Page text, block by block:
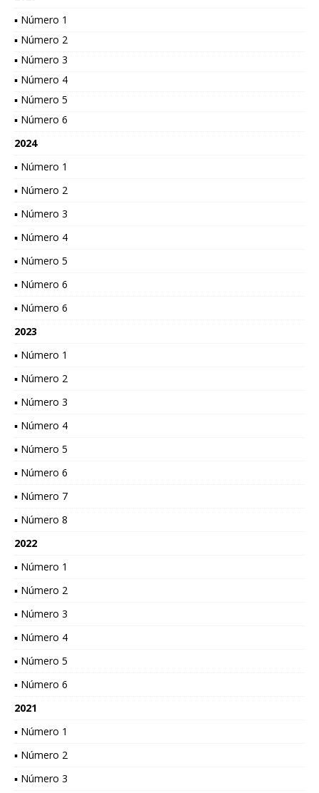
▪ Número 1
▪ Número 2
▪ Número 3
▪ Número 4
▪ Número 5
▪ Número 6
2024
▪ Número 1
▪ Número 2
▪ Número 3
▪ Número 4
▪ Número 5
▪ Número 6
▪ Número 6
2023
▪ Número 1
▪ Número 2
▪ Número 3
▪ Número 4
▪ Número 5
▪ Número 6
▪ Número 7
▪ Número 8
2022
▪ Número 1
▪ Número 2
▪ Número 3
▪ Número 4
▪ Número 5
▪ Número 6
2021
▪ Número 1
▪ Número 2
▪ Número 3